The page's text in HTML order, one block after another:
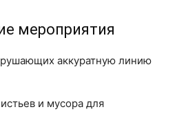
мероприятия
аккуратную линию
и мусора для